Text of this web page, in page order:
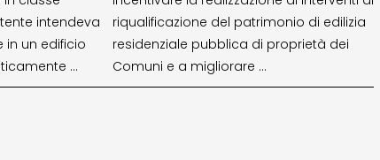
intendeva
in un edificio
…
riqualificazione del patrimonio di edilizia
residenziale pubblica di proprietà dei
Comuni e a migliorare …